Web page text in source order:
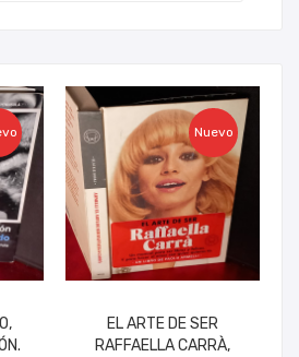
Nuevo
EL ARTE DE SER
RAFFAELLA CARRÀ,